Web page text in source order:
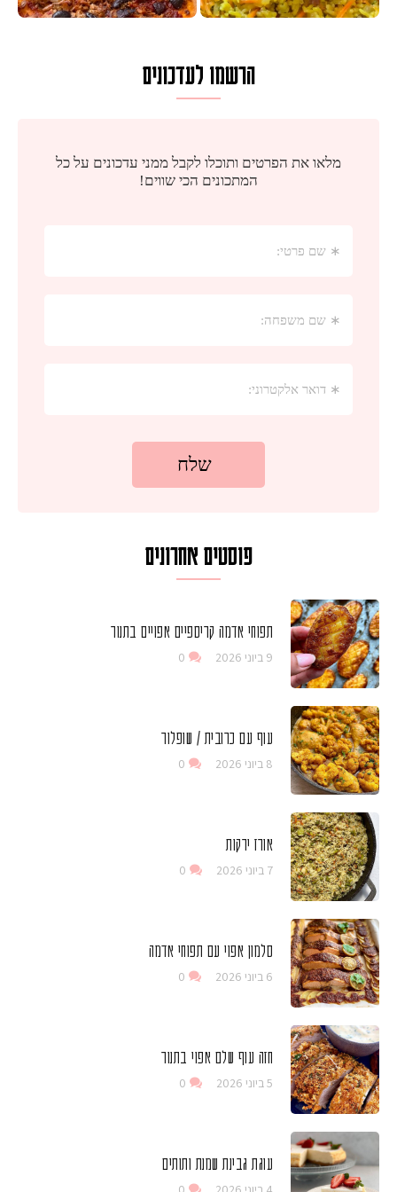
הרשמו לעדכונים
פוסטים אחרונים
תפוחי אדמה קריספיים אפויים בתנור
9 ביוני 2026 0
עוף עם כרובית / שופלור
8 ביוני 2026 0
אורז ירקות
7 ביוני 2026 0
סלמון אפוי עם תפוחי אדמה
6 ביוני 2026 0
חזה עוף שלם אפוי בתנור
5 ביוני 2026 0
עוגת גבינת שמנת ותותים